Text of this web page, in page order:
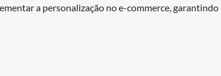
a personalização no e-commerce, garantindo